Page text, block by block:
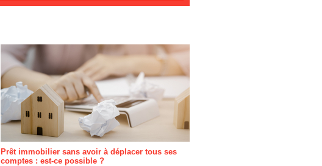
Prêt immobilier sans avoir à déplacer tous ses
comptes : est-ce possible ?